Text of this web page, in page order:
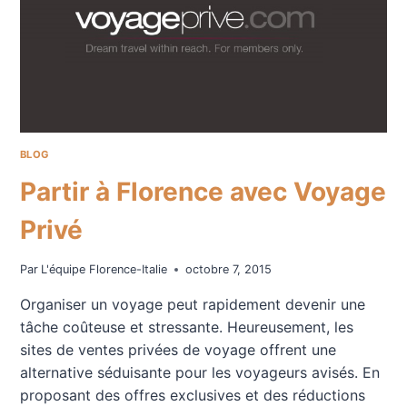
BLOG
Partir à Florence avec Voyage
Privé
Par L'équipe Florence-Italie octobre 7, 2015
Organiser un voyage peut rapidement devenir une
tâche coûteuse et stressante. Heureusement, les
sites de ventes privées de voyage offrent une
alternative séduisante pour les voyageurs avisés. En
proposant des offres exclusives et des réductions